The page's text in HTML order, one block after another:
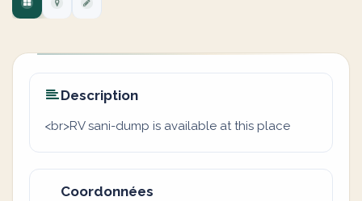
Description
<br>RV sani-dump is available at this place
Coordonnées